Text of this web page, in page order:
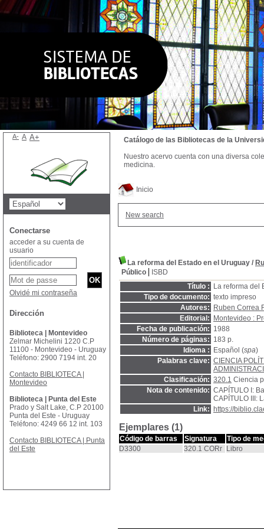
Inicio
New search
La reforma del Estado en el Uruguay /
Público
ISBD
Título :
La reforma del
Tipo de documento: texto impreso
Autores:
Ruben Correa
Editorial:
Montevideo :
Fecha de publicación: 1988
Número de páginas: 183 p.
Idioma :
Español (spa)
Palabras clave: CIENCIA
Clasificación: 320.1 Ciencia
Nota de contenido: CAPÍTULO I:
CAPÍTULO III:
Link:
https://
Ejemplares (1)
Código de barras Signatura
Tipo de
D3300
320.1 CORr Libro
Catálogo de las Bibliotecas de la
Nuestro acervo cuenta con una diversa
medicina.
A- A A+
Conectarse
acceder a su cuenta de
usuario
Olvidé mi contraseña
Dirección
Biblioteca | Montevideo
Zelmar Michelini 1220 C.P
11100 - Montevideo - Uruguay
Teléfono: 2900 7194 int. 20
Contacto BIBLIOTECA |
Montevideo
Biblioteca | Punta del Este
Prado y Salt Lake, C.P 20100
Punta del Este - Uruguay
Teléfono: 4249 66 12 int. 103
Contacto BIBLIOTECA | Punta
del Este